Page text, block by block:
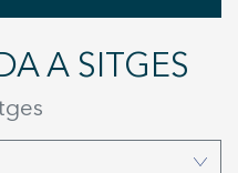
A SITGES